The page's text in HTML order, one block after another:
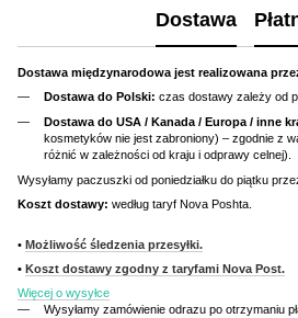
Dostawa
Dostawa międzynarodowa jest realizowana
Dostawa do Polski: czas dostawy zależy od
Dostawa do USA / Kanada / Europa / inne
kosmetyków nie jest zabroniony) – zgodnie z
różnić w zależności od kraju i odprawy celnej).
Wysyłamy paczuszki od poniedziałku do piątku
Koszt dostawy: według taryf Nova Poshta.
• Możliwość śledzenia przesyłki.
• Koszt dostawy zgodny z taryfami Nova Post.
Więcej o wysyłce
Wysyłamy zamówienie odrazu po otrzymaniu